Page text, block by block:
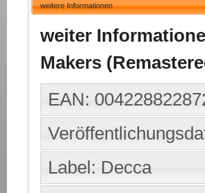
weitere Informationen
weiter
Makers
EAN:
Label: Decca